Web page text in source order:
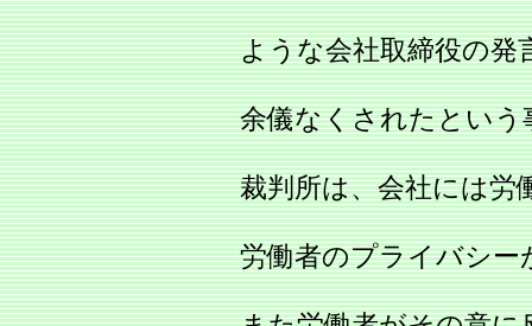
ような会社取締役の発
余儀なくされたという
裁判所は、会社には労
労働者のプライバシ